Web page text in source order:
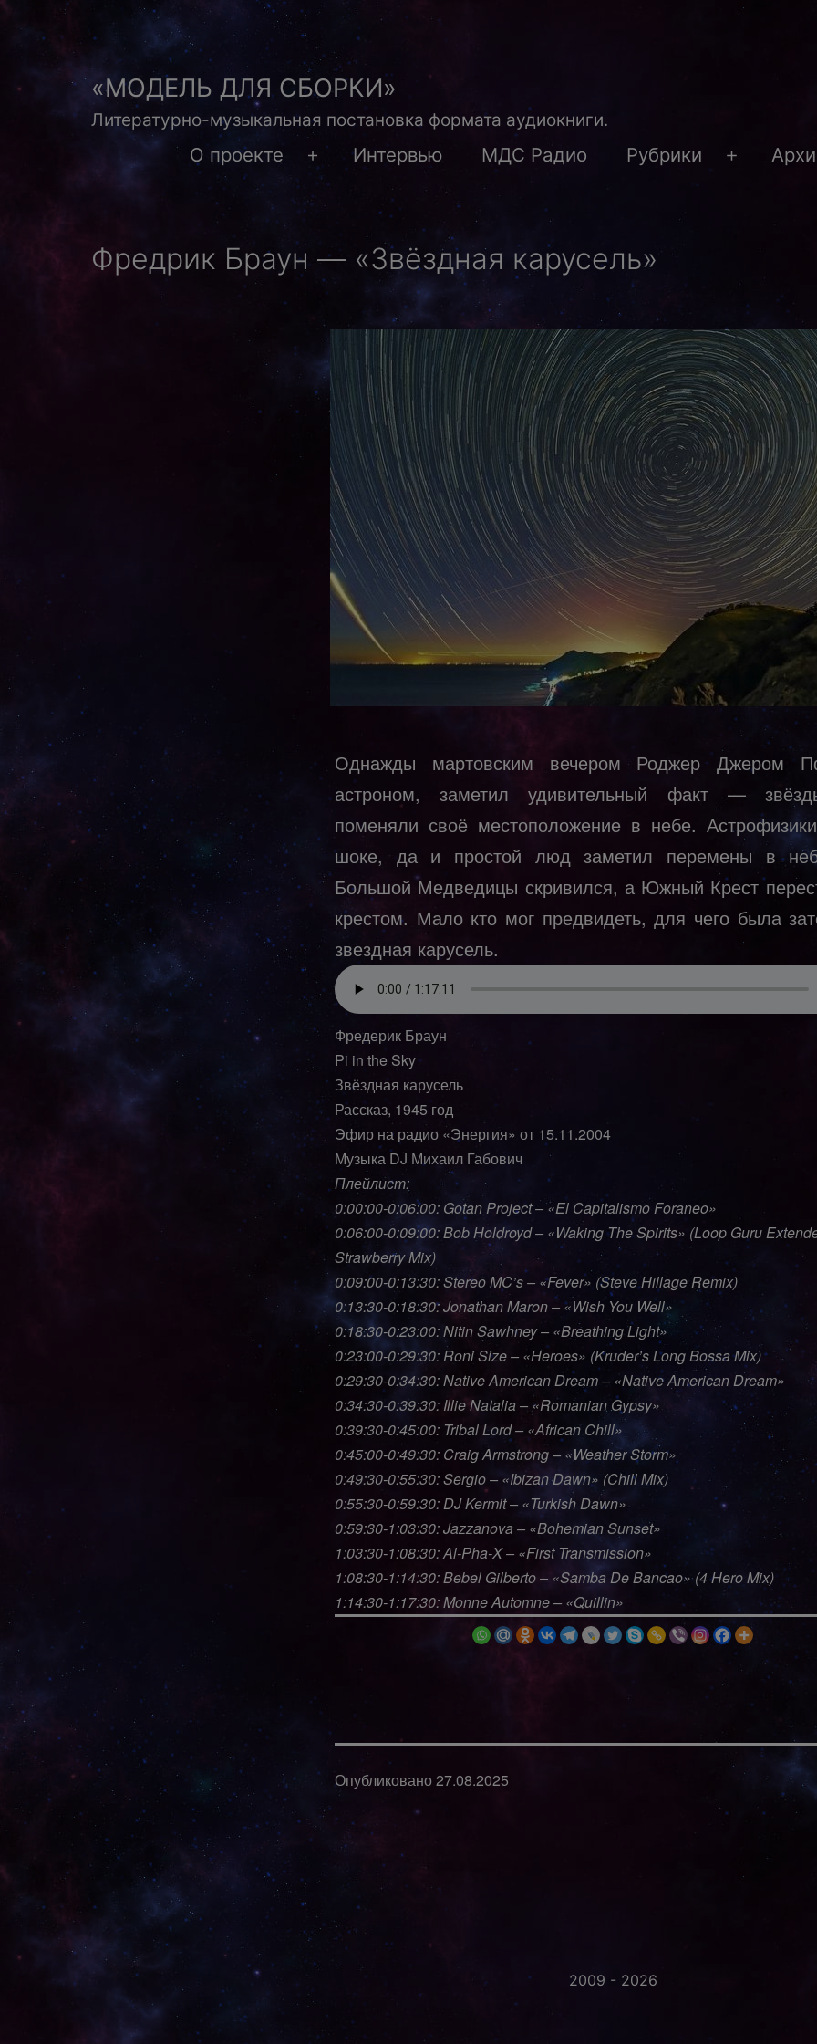
Перейти
содержимому«МОДЕЛЬ ДЛЯ СБОРКИ»
Литературно-музыкальная постановка формата аудиокниги.
О проекте
Открыть
меню
Интервью МДС Радио Рубрики
Открыть
Фредрик Браун — «Звёздная карусель»
Однажды мартовским вечером Роджер Джером
астроном, заметил удивительный факт —
поменяли своё местоположение в небе.
шоке, да и простой люд заметил перемены в
Большой Медведицы скривился, а Южный Крест
крестом. Мало кто мог предвидеть, для чего была
звездная карусель.
Фредерик Браун
Pi in the Sky
Звёздная карусель
Рассказ, 1945 год
Эфир на радио «Энергия» от 15.11.2004
Музыка DJ Михаил Габович
Плейлист:
0:00:00-0:06:00: Gotan Project – «El Capitalismo Foraneo»
0:06:00-0:09:00: Bob Holdroyd – «Waking The Spirits» (Loop Guru
Strawberry Mix)
0:09:00-0:13:30: Stereo MC’s – «Fever» (Steve Hillage Remix)
0:13:30-0:18:30: Jonathan Maron – «Wish You Well»
0:18:30-0:23:00: Nitin Sawhney – «Breathing Light»
0:23:00-0:29:30: Roni Size – «Heroes» (Kruder’s Long Bossa Mix)
0:29:30-0:34:30: Native American Dream – «Native American Dream»
0:34:30-0:39:30: Illie Natalia – «Romanian Gypsy»
0:39:30-0:45:00: Tribal Lord – «African Chill»
0:45:00-0:49:30: Craig Armstrong – «Weather Storm»
0:49:30-0:55:30: Sergio – «Ibizan Dawn» (Chill Mix)
0:55:30-0:59:30: DJ Kermit – «Turkish Dawn»
0:59:30-1:03:30: Jazzanova – «Bohemian Sunset»
1:03:30-1:08:30: Al-Pha-X – «First Transmission»
1:08:30-1:14:30: Bebel Gilberto – «Samba De Bancao» (4 Hero Mix)
1:14:30-1:17:30: Monne Automne – «Quillin»
Опубликовано27.08.2025
2009 - 2026